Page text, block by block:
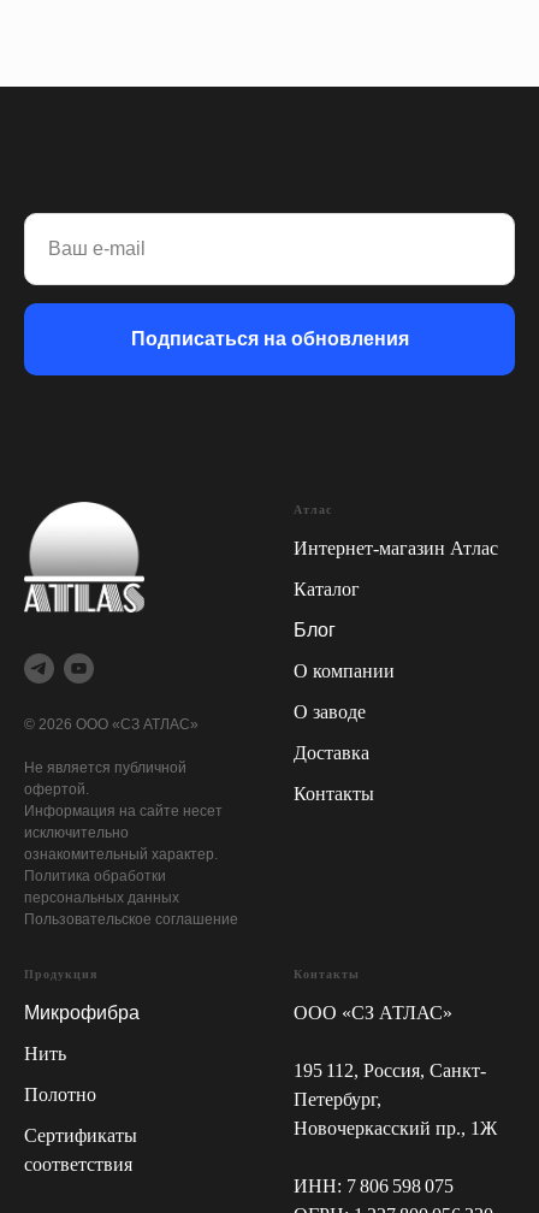
Ваш e-mail
Подписаться на обновления
© 2026 ООО «СЗ АТЛАС»
Не является публичной
офертой.
Информация на сайте несет
исключительно
ознакомительный характер.
Политика обработки
персональных данных
Пользовательское соглашение
Атлас
Интернет-магазин Атлас
Каталог
Блог
О компании
О заводе
Доставка
Контакты
Продукция
Микрофибра
Нить
Полотно
Сертификаты
соответствия
Контакты
ООО «СЗ АТЛАС»
195 112, Россия, Санкт-
Петербург,
Новочеркасский пр., 1Ж
ИНН: 7 806 598 075